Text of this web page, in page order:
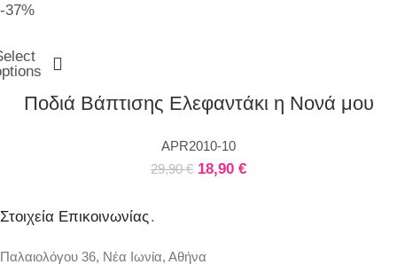
-37%
Ποδιά Βάπτισης Ελεφαντάκι η Νονά μου
APR2010-10
29,90€ 18,90 €
Στοιχεία Επικοινωνίας.
Παλαιολόγου 36, Νέα Ιωνία, Αθήνα